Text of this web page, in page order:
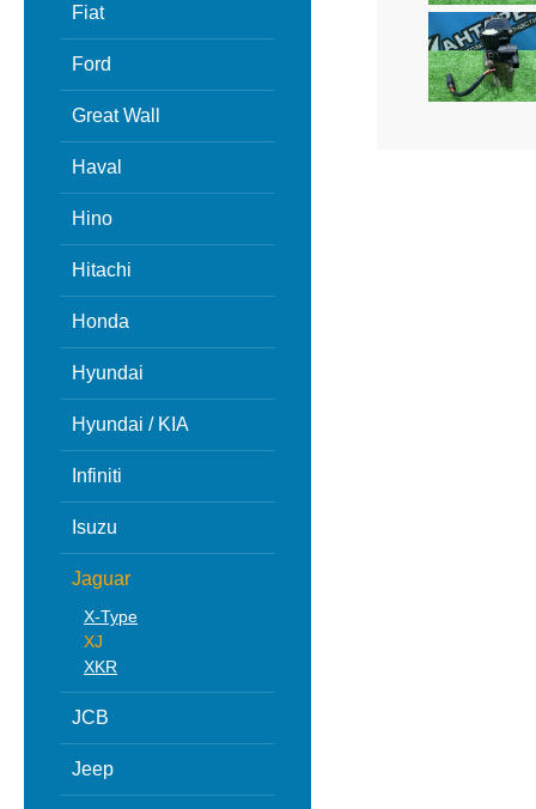
Fiat
Ford
Great Wall
Haval
Hino
Hitachi
Honda
Hyundai
Hyundai / KIA
Infiniti
Isuzu
Jaguar
X-Type
XJ
XKR
JCB
Jeep